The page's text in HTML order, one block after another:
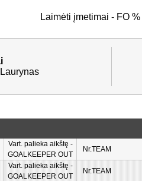
Laimėti įmetimai - FO %
Vart. palieka aikštę -
GOALKEEPER OUT
Nr.TEAM
Vart. palieka aikštę -
GOALKEEPER OUT
Nr.TEAM